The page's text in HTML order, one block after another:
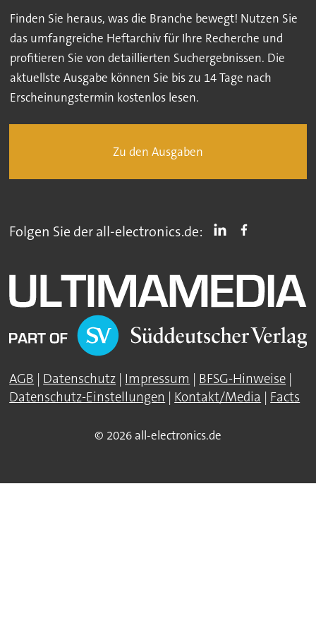
Finden Sie heraus, was die Branche bewegt! Nutzen Sie
das umfangreiche Heftarchiv für Ihre Recherche und
profitieren Sie von detaillierten Suchergebnissen. Die
aktuellste Ausgabe können Sie bis zu 14 Tage nach
Erscheinungstermin kostenlos lesen.
Zu den Ausgaben
Folgen Sie der all-electronics.de:
AGB | Datenschutz | Impressum | BFSG-Hinweise |
Datenschutz-Einstellungen | Kontakt/Media | Facts
© 2026 all-electronics.de